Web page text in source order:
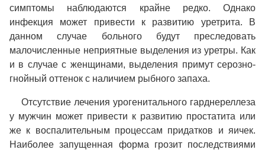
симптомы наблюдаются крайне редко. Однако
инфекция может привести к развитию уретрита. В
данном случае больного будут преследовать
малочисленные неприятные выделения из уретры. Как
и в случае с женщинами, выделения примут серозно-
гнойный оттенок с наличием рыбного запаха.
Отсутствие лечения урогенитального гарднереллеза
у мужчин может привести к развитию простатита или
же к воспалительным процессам придатков и яичек.
Наиболее запущенная форма грозит последствиями